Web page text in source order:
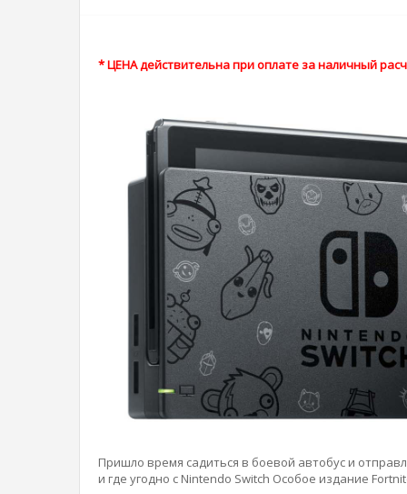
* ЦЕНА действительна при оплате за наличный
Пришло время садиться в боевой автобус и
и где угодно с Nintendo Switch Особое издание